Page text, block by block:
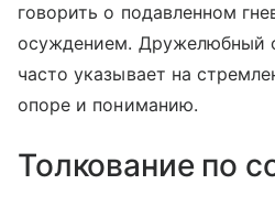
говорить о подавленном
осуждением. Дружелюбный
часто указывает на
опоре и пониманию.
Толкование по